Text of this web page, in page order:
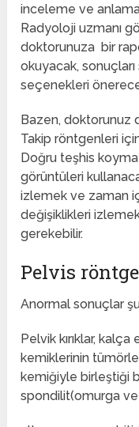
inceleme ve
Radyoloji uzmanı
doktorunuza bir
okuyacak,
seçenekleri
Bazen, doktorunuz
Takip röntgenleri
Doğru teşhis
görüntüleri
izlemek ve zaman
değişiklikleri
gerekebilir.
Pelvis
Anormal sonuçlar
Pelvik kırıklar,
kemiklerinin
kemiğiyle birleştiği
spondilit(omurga